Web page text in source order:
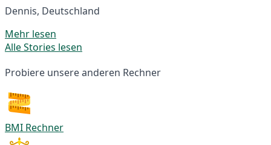
Dennis, Deutschland
Mehr lesen
Alle Stories lesen
Probiere unsere anderen Rechner
BMI Rechner